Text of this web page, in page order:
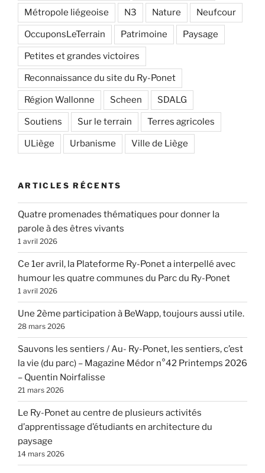
Métropole liégeoise N3 Nature Neufcour
OccuponsLeTerrain Patrimoine Paysage
Petites et grandes victoires
Reconnaissance du site du Ry-Ponet
Région Wallonne Scheen SDALG
Soutiens Sur le terrain Terres agricoles
ULiège Urbanisme Ville de Liège
ARTICLES RÉCENTS
Quatre promenades thématiques pour donner la
parole à des êtres vivants
1 avril 2026
Ce 1er avril, la Plateforme Ry-Ponet a interpellé avec
humour les quatre communes du Parc du Ry-Ponet
1 avril 2026
Une 2ème participation à BeWapp, toujours aussi utile.
28 mars 2026
Sauvons les sentiers / Au- Ry-Ponet, les sentiers, c’est
la vie (du parc) – Magazine Médor n°42 Printemps 2026
– Quentin Noirfalisse
21 mars 2026
Le Ry-Ponet au centre de plusieurs activités
d’apprentissage d’étudiants en architecture du
paysage
14 mars 2026